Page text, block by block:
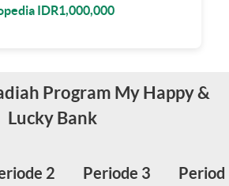
IDR1,000,000
Program My Happy &
Lucky Bank
2 Periode 3